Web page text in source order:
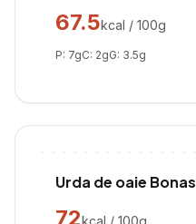
67.5kcal / 100g
P: 7gC: 2gG: 3.5g
Urda de oaie Bonas
72kcal / 100g